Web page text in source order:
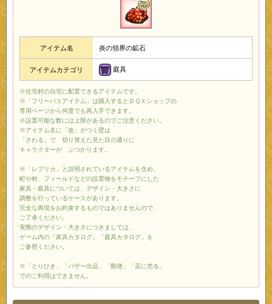
アイテム名 炎の領界の鉱石
アイテムカテゴリ 庭具
※住宅村の自宅に配置できるアイテムです。
※「フリーパスアイテム」は購入するとＤＱＸショップの
専用ページから何度でも再入手できます。
※設置可能な数には上限があるのでご注意ください。
※アイテム名に「改」がつく壁は
「さわる」で 切り替えた見た目の通りに
キャラクターが ぶつかります。
※「レプリカ」と説明されているアイテムを含め、
町や村、フィールドなどの設置物をモチーフにした
家具・庭具については、デザイン・大きさに
調整を行っているケースがあります。
完全な再現をお約束するものではありませんので、
ご了承ください。
実際のデザイン・大きさにつきましては、
ゲーム内の「家具カタログ」「庭具カタログ」を
ご参照ください。
※「とりひき」「バザー出品」「郵便」「店に売る」
でのご利用はできません。